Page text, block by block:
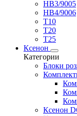
HB3/9005
HB4/9006
T10
T20
T25
Ксенон
Категории
Блоки
Ксенон